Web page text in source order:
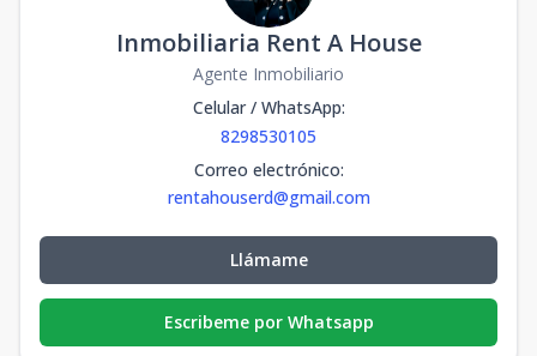
Inmobiliaria Rent A House
Agente Inmobiliario
Celular / WhatsApp:
8298530105
Correo electrónico:
rentahouserd@gmail.com
Llámame
Escribeme por Whatsapp